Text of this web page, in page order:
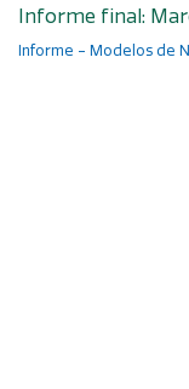
Informe final:
Informe – Modelos de